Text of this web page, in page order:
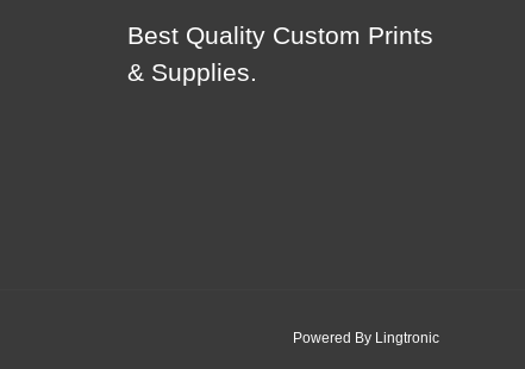
Best Quality Custom Prints
& Supplies.
Powered By Lingtronic